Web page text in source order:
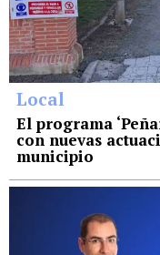
Local
El programa
con nuevas
municipio